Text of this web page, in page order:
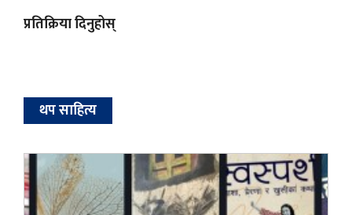
प्रतिक्रिया दिनुहोस्
थप साहित्य